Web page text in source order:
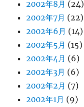
2002年8月 (24)
2002年7月 (22)
2002年6月 (14)
2002年5月 (15)
2002年4月 (6)
2002年3月 (6)
2002年2月 (7)
2002年1月 (9)